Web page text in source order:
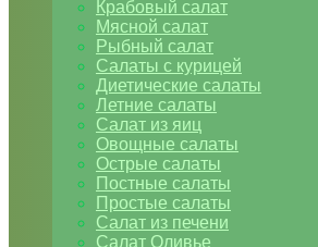
Крабовый салат
Мясной салат
Рыбный салат
Салаты с курицей
Диетические салаты
Летние салаты
Салат из яиц
Овощные салаты
Острые салаты
Постные салаты
Простые салаты
Салат из печени
Салат Оливье